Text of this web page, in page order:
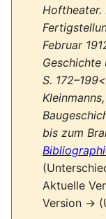
Hoftheater.
Februar
Geschichte
S.
bis zum
Aktuelle
Version →